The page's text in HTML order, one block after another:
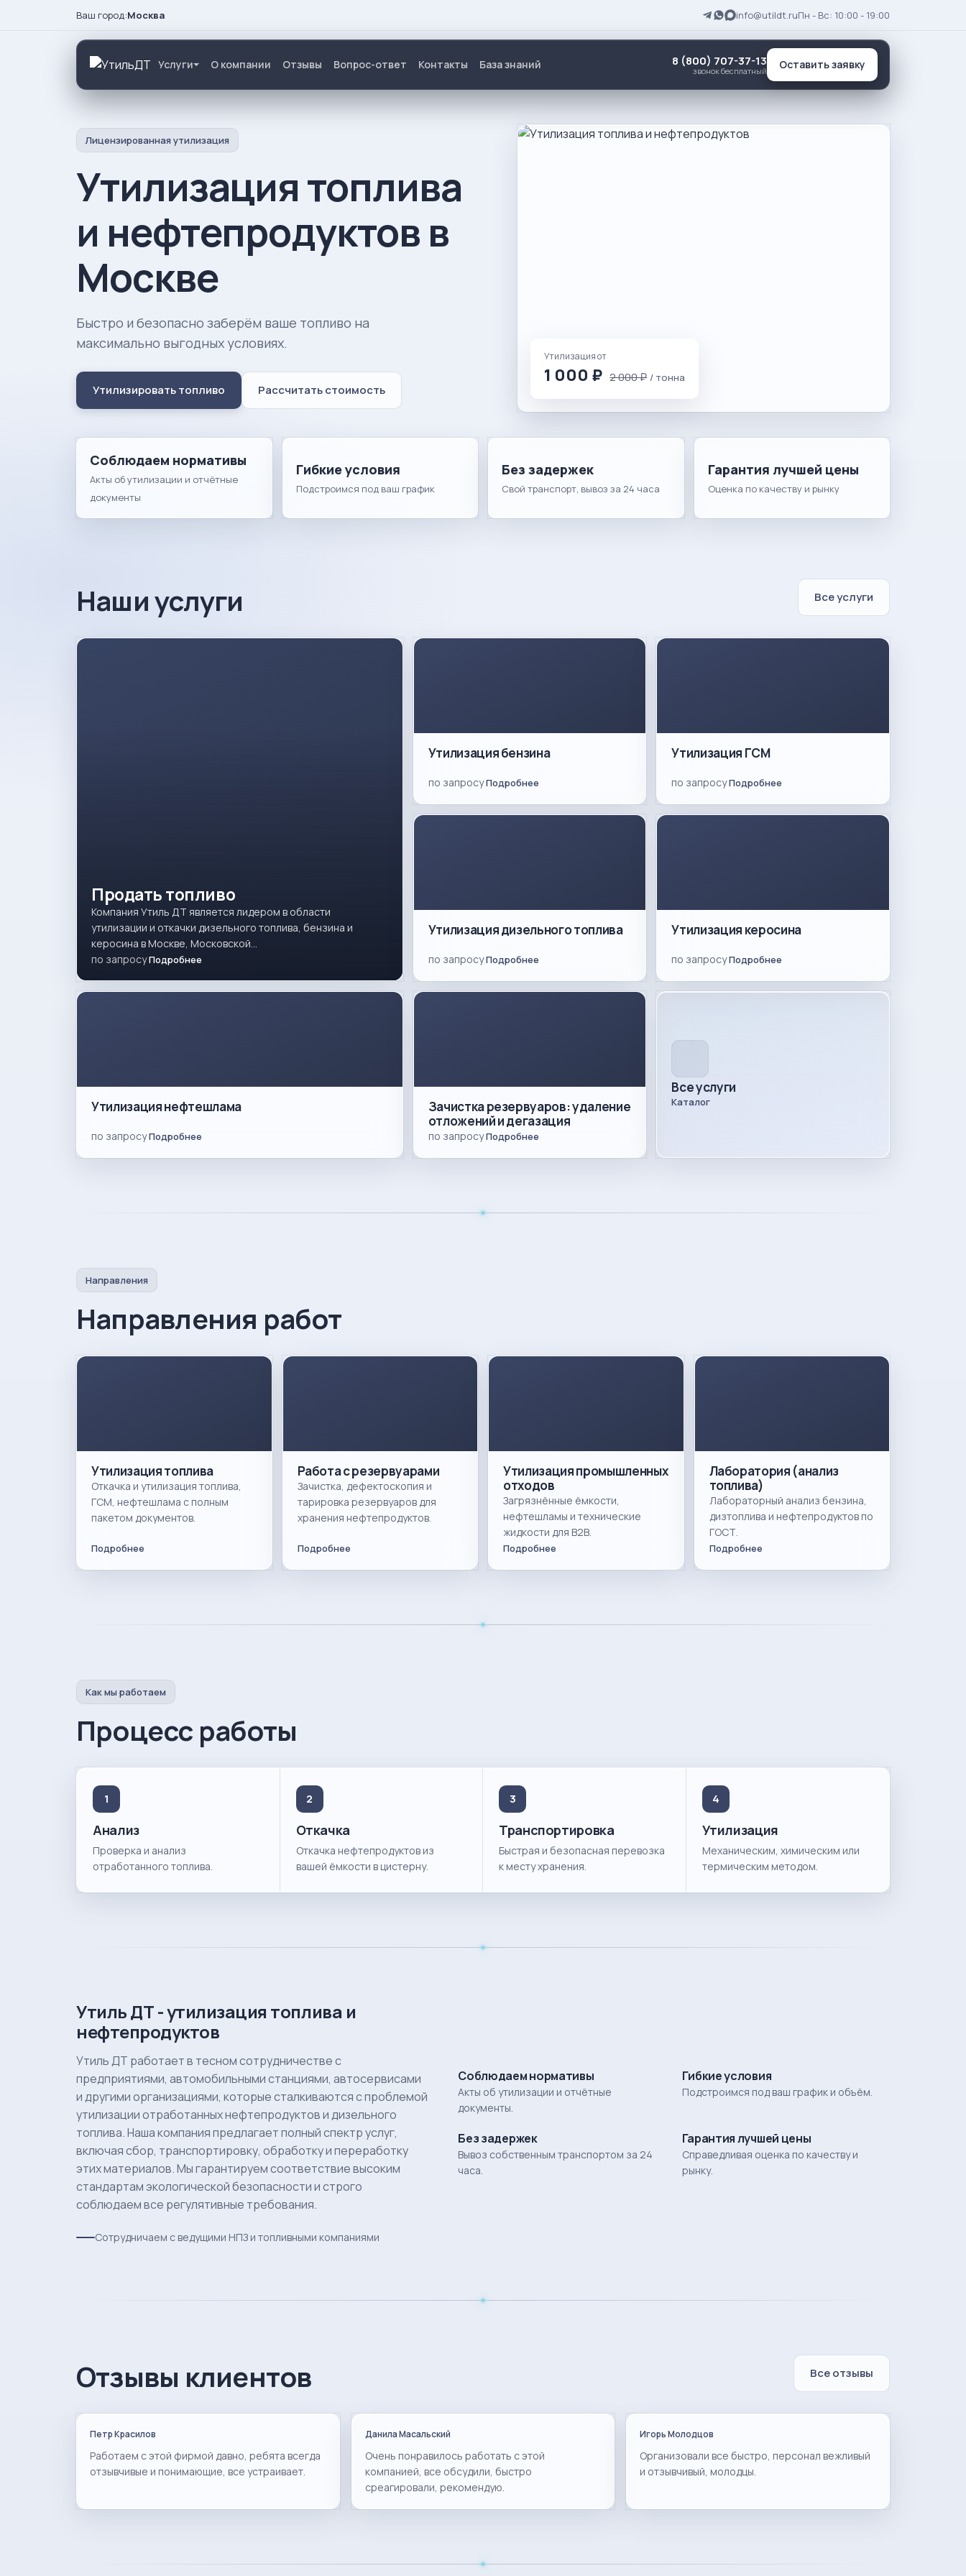
Ваш город:Москва info@utildt.ruПн - Вс: 10:00 - 19:00
Услуги О компании Отзывы Вопрос-ответ Контакты База знаний 8 (800) 707-37-13
звонок бесплатный Оставить заявку
Лицензированная утилизация
Утилизация топлива
и нефтепродуктов в
Москве
Быстро и безопасно заберём ваше топливо на
максимально выгодных условиях.
Утилизировать топливо Рассчитать стоимость
Утилизация от
1 000 ₽ 2 000 ₽ / тонна
Соблюдаем нормативы
Акты об утилизации и отчётные
документы
Гибкие условия
Подстроимся под ваш график
Без задержек
Свой транспорт, вывоз за 24 часа
Гарантия лучшей цены
Оценка по качеству и рынку
Наши услуги Все услуги
Продать топливо
Компания Утиль ДТ является лидером в области
утилизации и откачки дизельного топлива, бензина и
керосина в Москве, Московской…
по запросуПодробнее
Утилизация бензина
по запросуПодробнее
Утилизация ГСМ
по запросуПодробнее
Утилизация дизельного топлива
по запросуПодробнее
Утилизация керосина
по запросуПодробнее
Утилизация нефтешлама
по запросуПодробнее
Зачистка резервуаров: удаление
отложений и дегазация
по запросуПодробнее
Все услуги
Каталог
Направления
Направления работ
Утилизация топлива
Откачка и утилизация топлива,
ГСМ, нефтешлама с полным
пакетом документов.
Подробнее
Работа с резервуарами
Зачистка, дефектоскопия и
тарировка резервуаров для
хранения нефтепродуктов.
Подробнее
Утилизация промышленных
отходов
Загрязнённые ёмкости,
нефтешламы и технические
жидкости для B2B.
Подробнее
Лаборатория (анализ
топлива)
Лабораторный анализ бензина,
дизтоплива и нефтепродуктов по
ГОСТ.
Подробнее
Как мы работаем
Процесс работы
1
Анализ
Проверка и анализ
отработанного топлива.
2
Откачка
Откачка нефтепродуктов из
вашей ёмкости в цистерну.
3
Транспортировка
Быстрая и безопасная перевозка
к месту хранения.
4
Утилизация
Механическим, химическим или
термическим методом.
Утиль ДТ - утилизация топлива и
нефтепродуктов
Утиль ДТ работает в тесном сотрудничестве с
предприятиями, автомобильными станциями, автосервисами
и другими организациями, которые сталкиваются с проблемой
утилизации отработанных нефтепродуктов и дизельного
топлива. Наша компания предлагает полный спектр услуг,
включая сбор, транспортировку, обработку и переработку
этих материалов. Мы гарантируем соответствие высоким
стандартам экологической безопасности и строго
соблюдаем все регулятивные требования.
Сотрудничаем с ведущими НПЗ и топливными компаниями
Соблюдаем нормативы
Акты об утилизации и отчётные
документы.
Гибкие условия
Подстроимся под ваш график и объём.
Без задержек
Вывоз собственным транспортом за 24
часа.
Гарантия лучшей цены
Справедливая оценка по качеству и
рынку.
Отзывы клиентов Все отзывы
Петр Красилов
Работаем с этой фирмой давно, ребята всегда
отзывчивые и понимающие, все устраивает.
Данила Масальский
Очень понравилось работать с этой
компанией, все обсудили, быстро
среагировали, рекомендую.
Игорь Молодцов
Организовали все быстро, персонал вежливый
и отзывчивый, молодцы.